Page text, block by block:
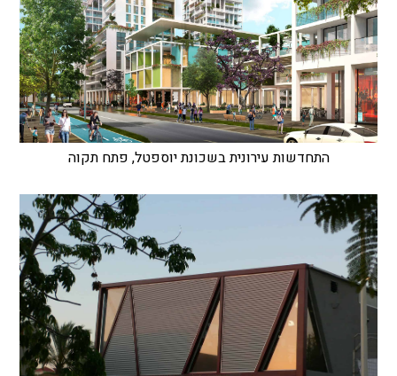
התחדשות עירונית בשכונת יוספטל, פתח תקוה